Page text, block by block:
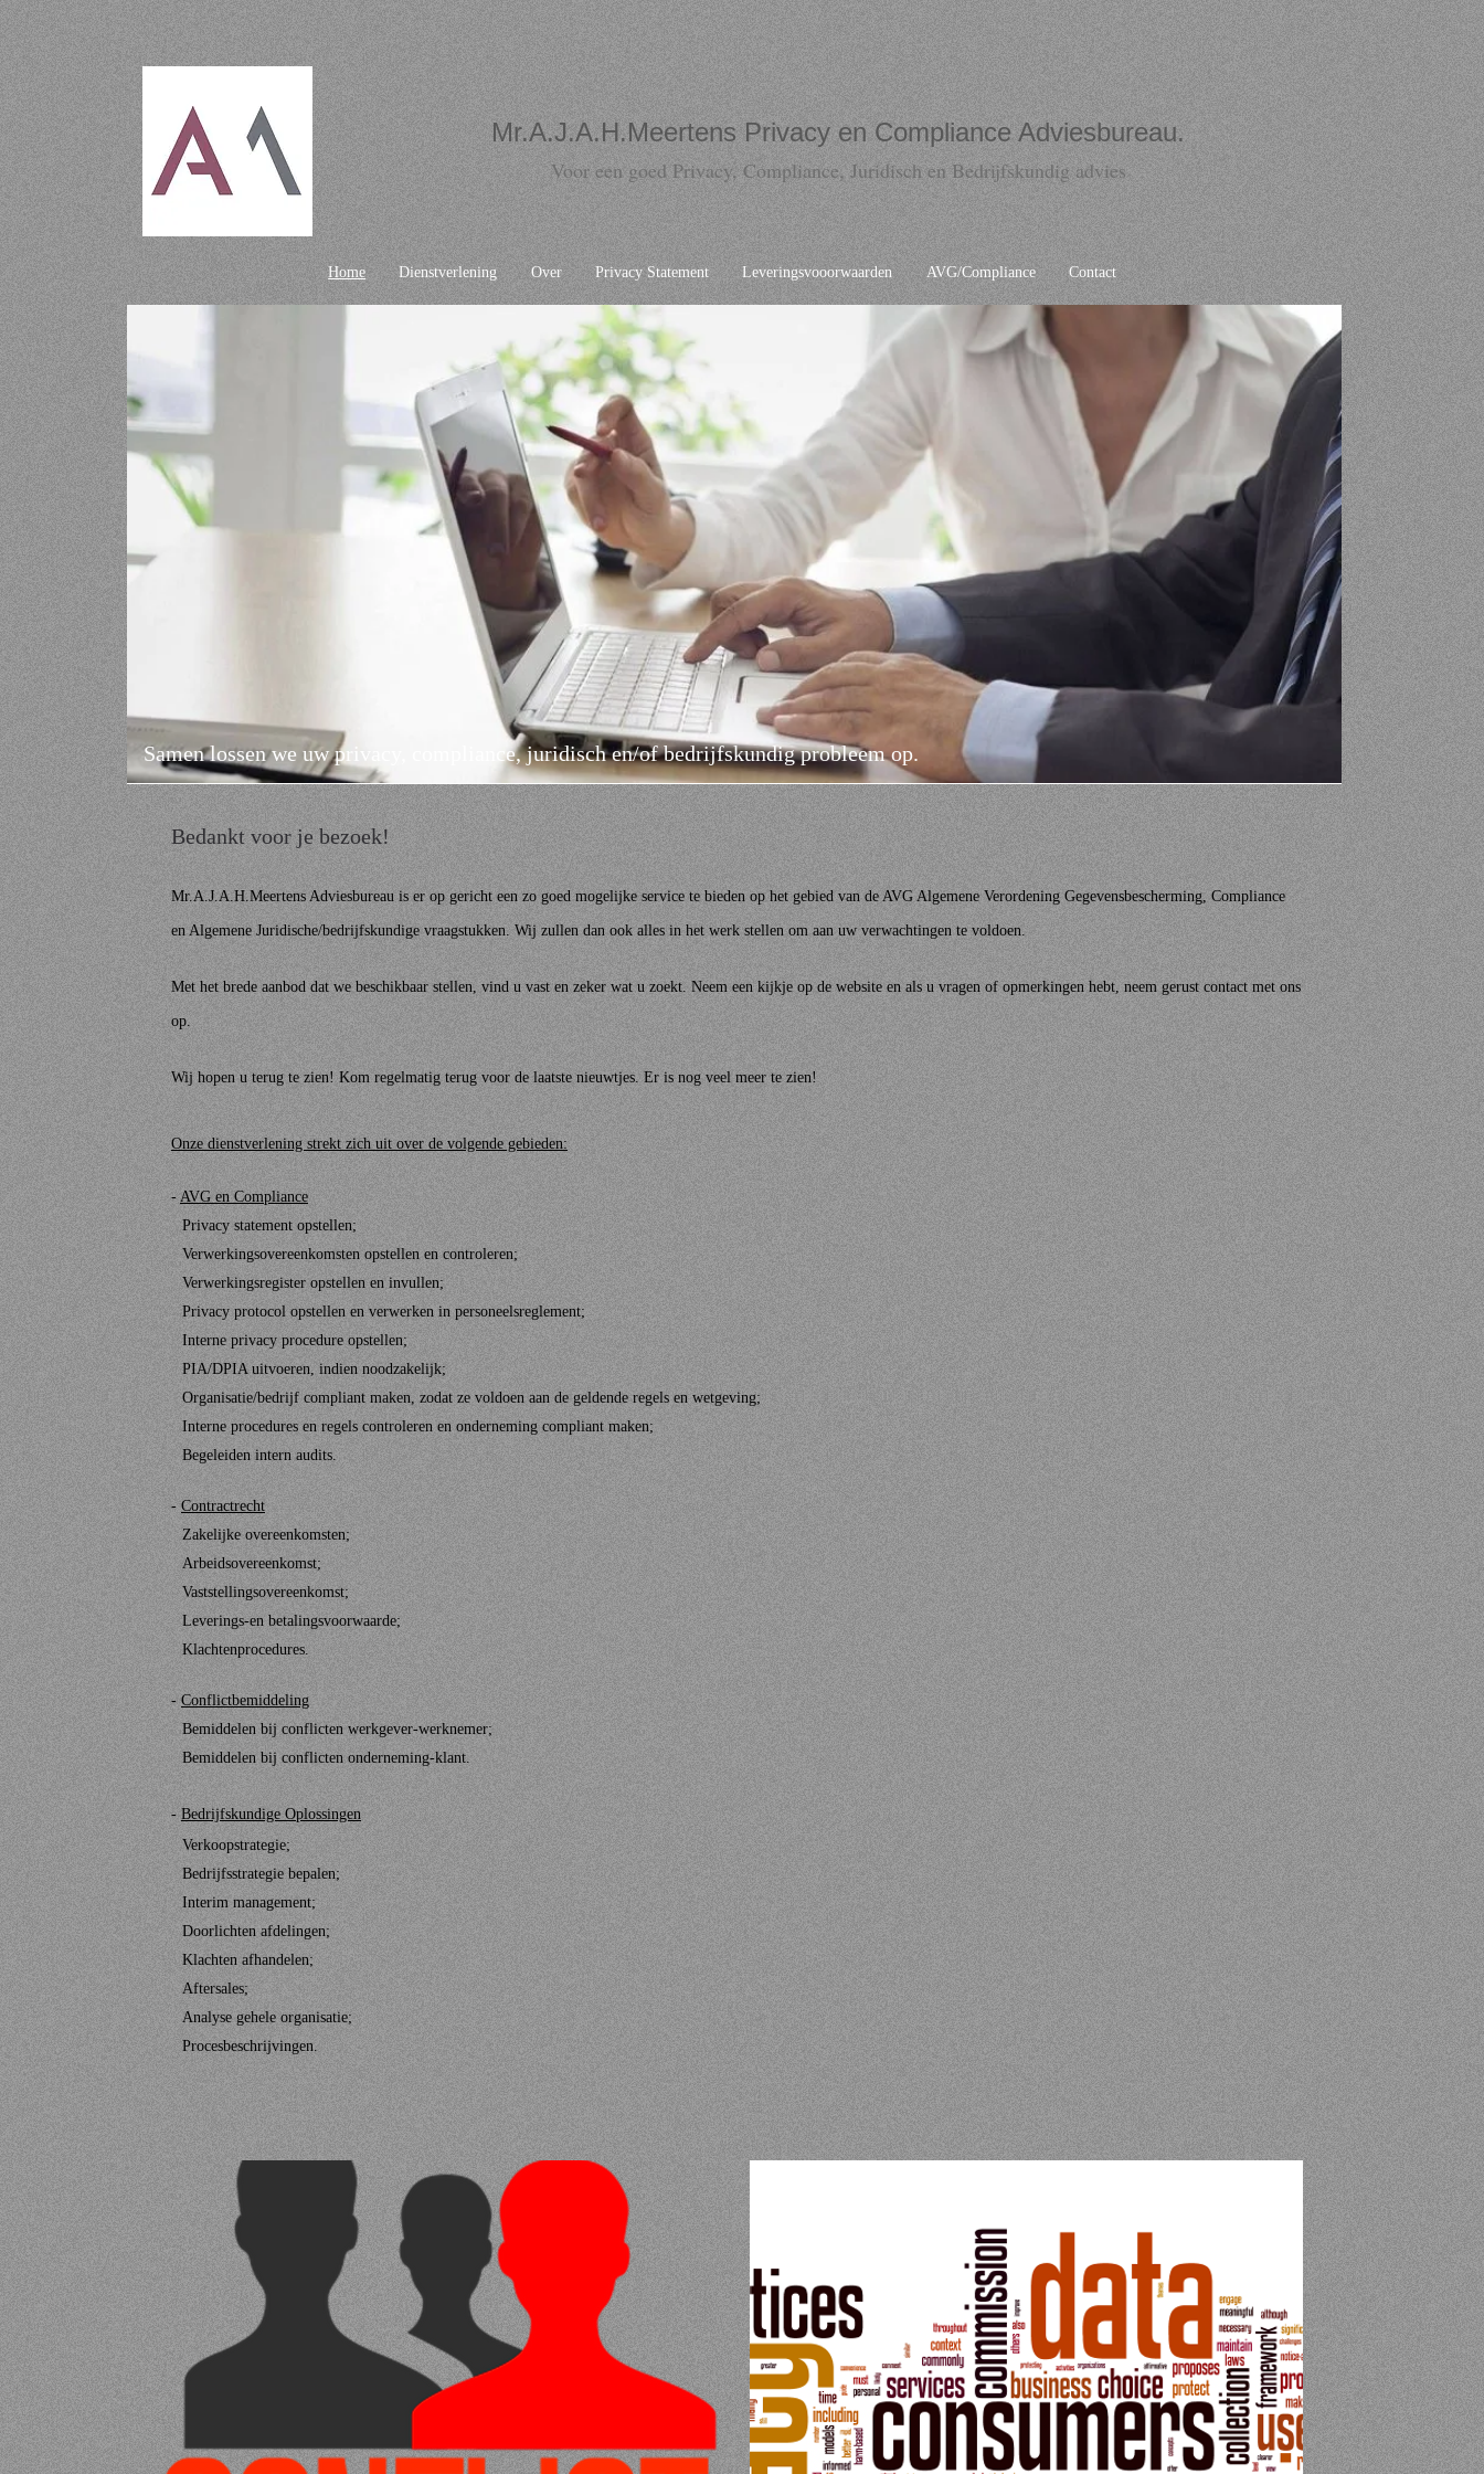
Mr.A.J.A.H.Meertens Privacy en Compliance Adviesbureau.
Voor een goed Privacy, Compliance, Juridisch en Bedrijfskundig advies
Home Dienstverlening Over Privacy Statement Leveringsvooorwaarden AVG/Compliance Contact
Samen lossen we uw privacy, compliance, juridisch en/of bedrijfskundig probleem op.
Bedankt voor je bezoek!
Mr.A.J.A.H.Meertens Adviesbureau is er op gericht een zo goed mogelijke service te bieden op het gebied van de AVG Algemene Verordening Gegevensbescherming, Compliance
en Algemene Juridische/bedrijfskundige vraagstukken. Wij zullen dan ook alles in het werk stellen om aan uw verwachtingen te voldoen.
Met het brede aanbod dat we beschikbaar stellen, vind u vast en zeker wat u zoekt. Neem een kijkje op de website en als u vragen of opmerkingen hebt, neem gerust contact met ons
op.
Wij hopen u terug te zien! Kom regelmatig terug voor de laatste nieuwtjes. Er is nog veel meer te zien!
Onze dienstverlening strekt zich uit over de volgende gebieden:
-AVG en Compliance
Privacy statement opstellen;
Verwerkingsovereenkomsten opstellen en controleren;
Verwerkingsregister opstellen en invullen;
Privacy protocol opstellen en verwerken in personeelsreglement;
Interne privacy procedure opstellen;
PIA/DPIA uitvoeren, indien noodzakelijk;
Organisatie/bedrijf compliant maken, zodat ze voldoen aan de geldende regels en wetgeving;
Interne procedures en regels controleren en onderneming compliant maken;
Begeleiden intern audits.
- Contractrecht
Zakelijke overeenkomsten;
Arbeidsovereenkomst;
Vaststellingsovereenkomst;
Leverings-en betalingsvoorwaarde;
Klachtenprocedures.
- Conflictbemiddeling
Bemiddelen bij conflicten werkgever-werknemer;
Bemiddelen bij conflicten onderneming-klant.
- Bedrijfskundige Oplossingen
Verkoopstrategie;
Bedrijfsstrategie bepalen;
Interim management;
Doorlichten afdelingen;
Klachten afhandelen;
Aftersales;
Analyse gehele organisatie;
Procesbeschrijvingen.